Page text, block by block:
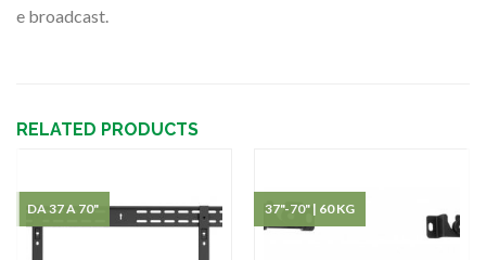
e broadcast.
RELATED PRODUCTS
DA 37 A 70" 37"-70" | 60 KG